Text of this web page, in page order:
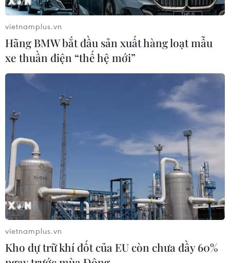
06/08/2026 16:21
Tây Ban Nha: 100 người thiệt mạng
trong vụ vượt biển ồ ạt vào Ceuta
06/08/2026 16:03
Đức tuyên án chung thân đối tượng
gây vụ lao xe vào đám đông ở
Munich
06/08/2026 15:57
Nga thúc đẩy đa dạng hóa tuyến vận
tải kết nối châu Á qua Ấn Độ Dương
vietnamplus.vn
Hãng BMW bắt đầu sản xuất hàng loạt mẫu
xe thuần điện “thế hệ mới”
vietnamplus.vn
Kho dự trữ khí đốt của EU còn chưa đầy 60%